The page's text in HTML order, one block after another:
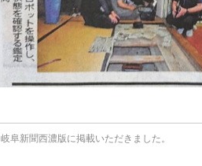
岐阜新聞西濃版に掲載いただきました。